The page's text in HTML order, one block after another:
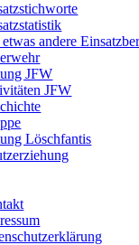
andere
JFW
JFW
Löschfantis